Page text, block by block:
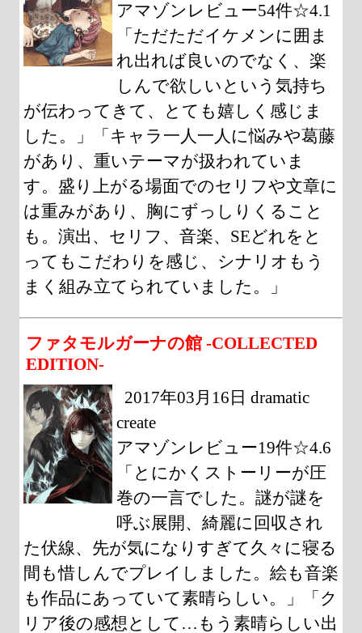
アマゾンレビュー54件☆4.1
「ただただイケメンに囲ま
れ出れば良いのでなく、楽
しんで欲しいという気持ち
が伝わってきて、とても嬉しく感じま
した。」「キャラ一人一人に悩みや葛藤
があり、重いテーマが扱われていま
す。盛り上がる場面でのセリフや文章に
は重みがあり、胸にずっしりくること
も。演出、セリフ、音楽、SEどれをと
ってもこだわりを感じ、シナリオもう
まく組み立てられていました。」
ファタモルガーナの館 -COLLECTED
EDITION-
2017年03月16日 dramatic
create
アマゾンレビュー19件☆4.6
「とにかくストーリーが圧
巻の一言でした。謎が謎を
呼ぶ展開、綺麗に回収され
た伏線、先が気になりすぎて久々に寝る
間も惜しんでプレイしました。絵も音楽
も作品にあっていて素晴らしい。」「ク
リア後の感想として…もう素晴らしい出